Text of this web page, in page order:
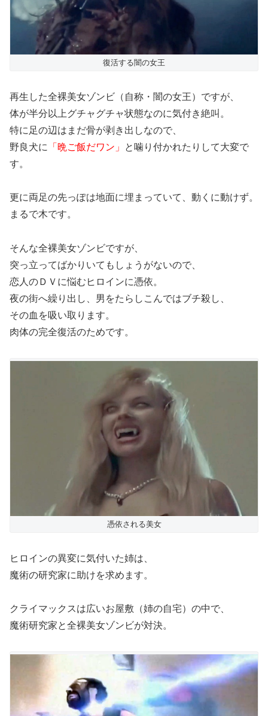
復活する闇の女王
再生した全裸美女ゾンビ（自称・闇の女王）ですが、
体が半分以上グチャグチャ状態なのに気付き絶叫。
特に足の辺はまだ骨が剥き出しなので、
野良犬に
「晩ご飯だワン」
と噛り付かれたりして大変で
す。
更に両足の先っぽは地面に埋まっていて、動くに動けず。
まるで木です。
そんな全裸美女ゾンビですが、
突っ立ってばかりいてもしょうがないので、
恋人のＤＶに悩むヒロインに憑依。
夜の街へ繰り出し、男をたらしこんではブチ殺し、
その血を吸い取ります。
肉体の完全復活のためです。
憑依される美女
ヒロインの異変に気付いた姉は、
魔術の研究家に助けを求めます。
クライマックスは広いお屋敷（姉の自宅）の中で、
魔術研究家と全裸美女ゾンビが対決。